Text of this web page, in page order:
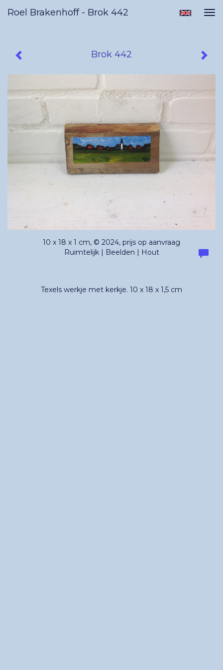
Roel Brakenhoff - Brok 442
Brok 442
10 x 18 x 1 cm, © 2024, prijs op aanvraag
Ruimtelijk | Beelden | Hout
Texels werkje met kerkje. 10 x 18 x 1,5 cm